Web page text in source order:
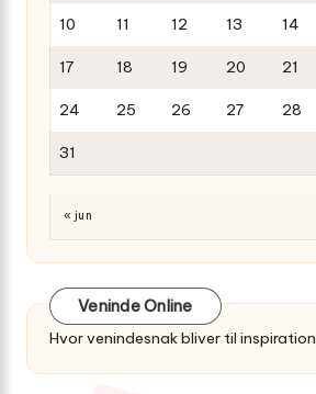
10 11 12 13 14
17 18 19 20 21
24 25 26 27 28
31
« jun
Veninde Online
Hvor venindesnak bliver til inspiration